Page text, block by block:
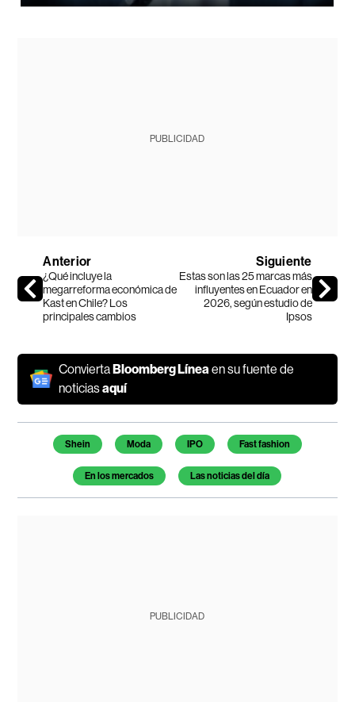
PUBLICIDAD
Anterior
¿Qué incluye la
megarreforma económica de
Kast en Chile? Los
principales cambios
Siguiente
Estas son las 25 marcas más
influyentes en Ecuador en
2026, según estudio de
Ipsos
ConviertaBloomberg Línea en su fuente de
noticiasaquí
Temas de este artículo
Shein Moda IPO Fast fashion
En los mercados Las noticias del día
PUBLICIDAD